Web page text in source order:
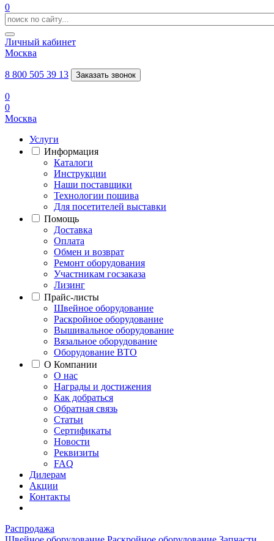
0
Личный кабинет
Москва
8 800 505 39 13 Заказать звонок
0
0
Москва
Услуги
Информация
Каталоги
Инструкции
Наши поставщики
Технологии пошива
Для посетителей выставки
Помощь
Доставка
Оплата
Обмен и возврат
Ремонт оборудования
Участникам госзаказа
Лизинг
Прайс-листы
Швейное оборудование
Раскройное оборудование
Вышивальное оборудование
Вязальное оборудование
Оборудование ВТО
О Компании
О нас
Награды и достижения
Как добраться
Обратная связь
Статьи
Сертификаты
Новости
Реквизиты
FAQ
Дилерам
Акции
Контакты
Распродажа